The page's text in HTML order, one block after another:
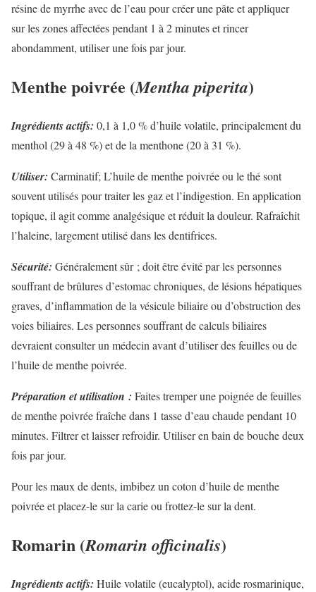
résine de myrrhe avec de l’eau pour créer une pâte et appliquer
sur les zones affectées pendant 1 à 2 minutes et rincer
abondamment, utiliser une fois par jour.
Menthe poivrée (Mentha piperita)
Ingrédients actifs: 0,1 à 1,0 % d’huile volatile, principalement du
menthol (29 à 48 %) et de la menthone (20 à 31 %).
Utiliser: Carminatif; L’huile de menthe poivrée ou le thé sont
souvent utilisés pour traiter les gaz et l’indigestion. En application
topique, il agit comme analgésique et réduit la douleur. Rafraîchit
l’haleine, largement utilisé dans les dentifrices.
Sécurité: Généralement sûr ; doit être évité par les personnes
souffrant de brûlures d’estomac chroniques, de lésions hépatiques
graves, d’inflammation de la vésicule biliaire ou d’obstruction des
voies biliaires. Les personnes souffrant de calculs biliaires
devraient consulter un médecin avant d’utiliser des feuilles ou de
l’huile de menthe poivrée.
Préparation et utilisation : Faites tremper une poignée de feuilles
de menthe poivrée fraîche dans 1 tasse d’eau chaude pendant 10
minutes. Filtrer et laisser refroidir. Utiliser en bain de bouche deux
fois par jour.
Pour les maux de dents, imbibez un coton d’huile de menthe
poivrée et placez-le sur la carie ou frottez-le sur la dent.
Romarin (Romarin officinalis)
Ingrédients actifs: Huile volatile (eucalyptol), acide rosmarinique,